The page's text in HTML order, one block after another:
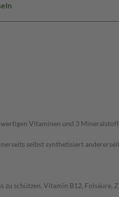
Vitaminen und 3
selbst synthetisiert
schützen. Vitamin B12,